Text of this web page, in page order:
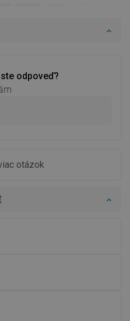
odpoveď?
otázok